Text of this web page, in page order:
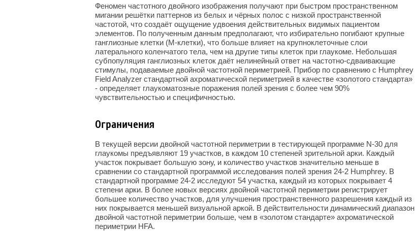
Феномен частотного двойного изображения получают при быстром пространственном
мигании решётки паттернов из белых и чёрных полос с низкой пространственной
частотой, что создаёт ощущение удвоения действительных видимых пациентом
элементов. По полученным данным предполагают, что избирательно погибают крупные
ганглиозные клетки (М-клетки), что больше влияет на крупноклеточные слои
латерального коленчатого тела, чем на другие типы клеток при глаукоме. Небольшая
субпопуляция ганглиозных клеток даёт нелинейный ответ на частотно-сдваивающие
стимулы, подаваемые двойной частотной периметрией. Прибор по сравнению с Humphrey
Field Analyzer стандартной ахроматической периметрией в качестве «золотого стандарта»
- определяет глаукоматозные поражения полей зрения с более чем 90%
чувствительностью и специфичностью.
Ограничения
В текущей версии двойной частотной периметрии в тестирующей программе N-30 для
глаукомы предъявляют 19 участков, в каждом 10 степеней зрительной арки. Каждый
участок покрывает большую зону, и количество участков значительно меньше в
сравнении со стандартной программой исследования полей зрения 24-2 Humphrey. В
стандартной программе 24-2 исследуют 54 участка, каждый из которых покрывает 4
степени арки. В более новых версиях двойной частотной периметрии регистрирует
большее количество участков, для улучшения пространственного разрешения каждый из
них покрывается меньшей визуальной аркой. В действительности динамический диапазон
двойной частотной периметрии больше, чем в «золотом стандарте» ахроматической
периметрии HFA.